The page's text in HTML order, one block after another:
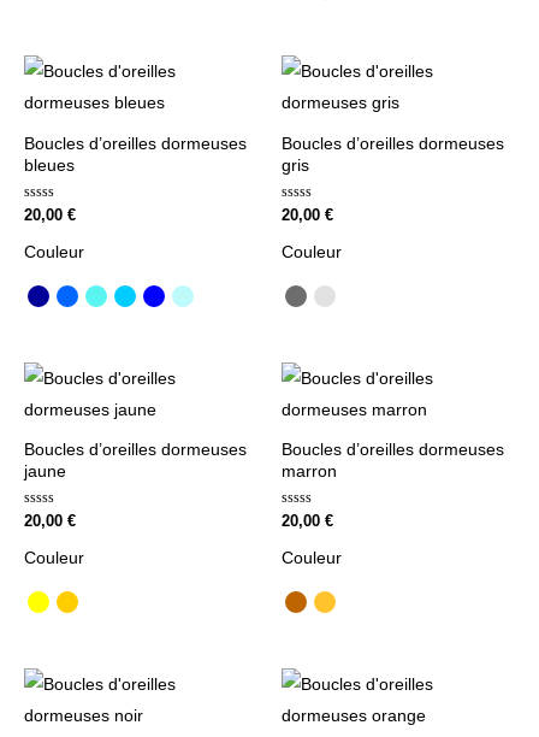
Boucles d’oreilles dormeuses
bleues
Note
5
20,00 €
Couleur
Boucles d’oreilles dormeuses
gris
Note
5
20,00 €
Couleur
Boucles d’oreilles dormeuses
jaune
Note
sur
5
20,00 €
Couleur
Boucles d’oreilles dormeuses
marron
Note
sur
5
20,00 €
Couleur